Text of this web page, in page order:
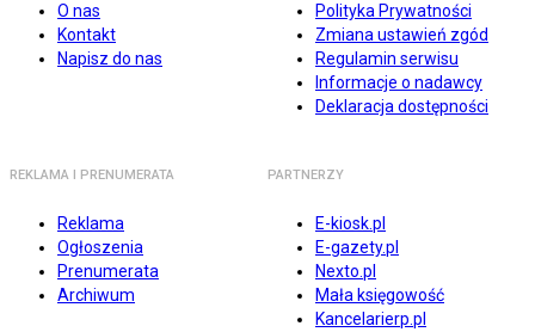
O nas
Kontakt
Napisz do nas
Polityka Prywatności
Zmiana ustawień zgód
Regulamin serwisu
Informacje o nadawcy
Deklaracja dostępności
REKLAMA I PRENUMERATA
Reklama
Ogłoszenia
Prenumerata
Archiwum
PARTNERZY
E-kiosk.pl
E-gazety.pl
Nexto.pl
Mała księgowość
Kancelarierp.pl